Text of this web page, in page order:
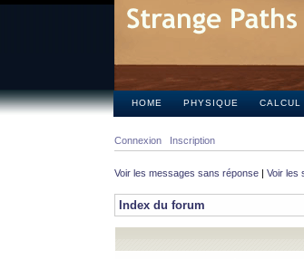
HOME PHYSIQUE CALCUL
Connexion Inscription
Voir les messages sans réponse | Voir les
Index du forum